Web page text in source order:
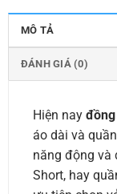
MÔ TẢ
ĐÁNH GIÁ (0)
Hiện nay
áo dài và
năng động và
Short, hay